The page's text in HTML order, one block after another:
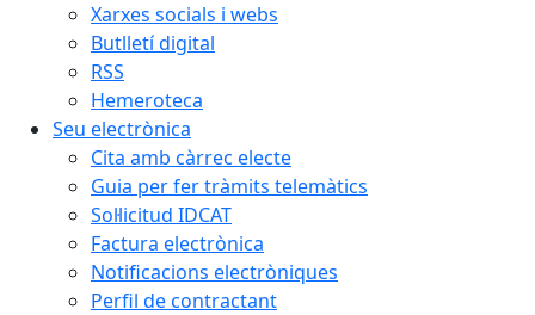
Xarxes socials i webs
Butlletí digital
RSS
Hemeroteca
Seu electrònica
Cita amb càrrec electe
Guia per fer tràmits telemàtics
Sol·licitud IDCAT
Factura electrònica
Notificacions electròniques
Perfil de contractant